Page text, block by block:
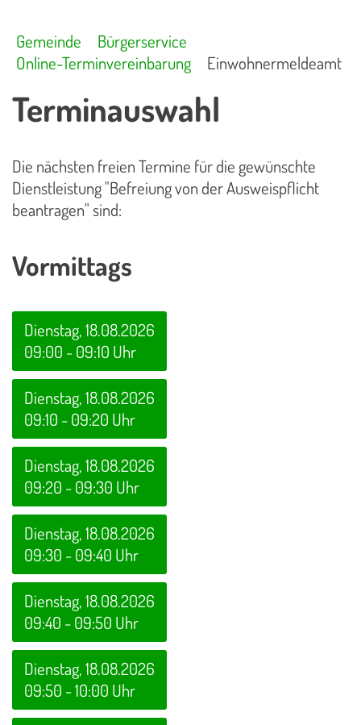
Gemeinde
Bürgerservice
Online-Terminvereinbarung
Einwohnermeldeamt
Terminauswahl
Die nächsten freien Termine für die gewünschte
Dienstleistung "Befreiung von der Ausweispflicht
beantragen" sind:
Vormittags
Dienstag, 18.08.2026
09:00 - 09:10 Uhr
Dienstag, 18.08.2026
09:10 - 09:20 Uhr
Dienstag, 18.08.2026
09:20 - 09:30 Uhr
Dienstag, 18.08.2026
09:30 - 09:40 Uhr
Dienstag, 18.08.2026
09:40 - 09:50 Uhr
Dienstag, 18.08.2026
09:50 - 10:00 Uhr